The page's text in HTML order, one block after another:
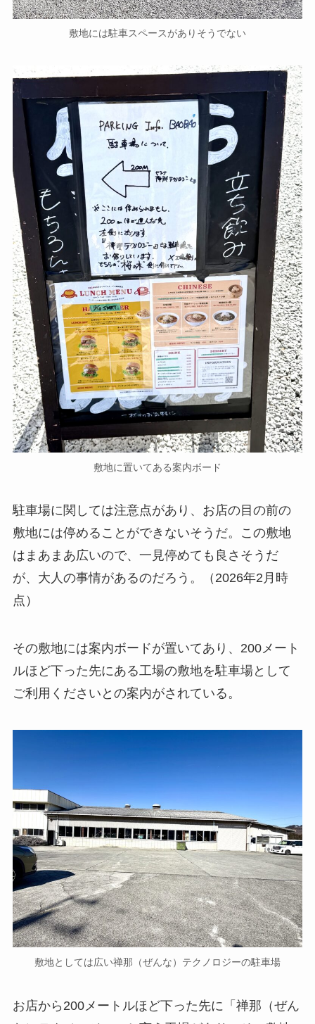
敷地には駐車スペースがありそうでない
敷地に置いてある案内ボード
駐車場に関しては注意点があり、お店の目の前の
敷地には停めることができないそうだ。この敷地
はまあまあ広いので、一見停めても良さそうだ
が、大人の事情があるのだろう。（2026年2月時
点）
その敷地には案内ボードが置いてあり、200メート
ルほど下った先にある工場の敷地を駐車場として
ご利用くださいとの案内がされている。
敷地としては広い禅那（ぜんな）テクノロジーの駐車場
お店から200メートルほど下った先に「禅那（ぜん